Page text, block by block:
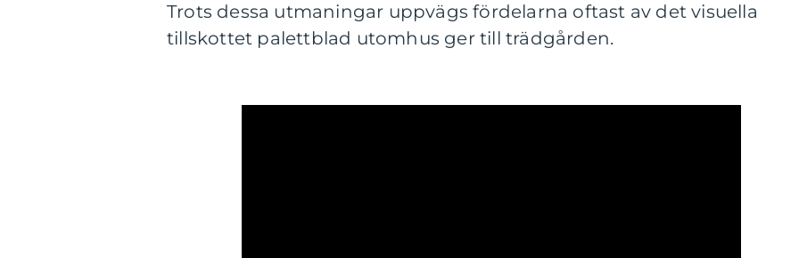
Trots dessa utmaningar uppvägs fördelarna oftast av det visuella
tillskottet palettblad utomhus ger till trädgården.